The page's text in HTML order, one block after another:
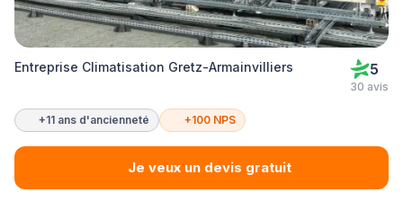
Entreprise Climatisation Gretz-Armainvilliers 5
30 avis
+11 ans d'ancienneté +100 NPS
Je veux un devis gratuit